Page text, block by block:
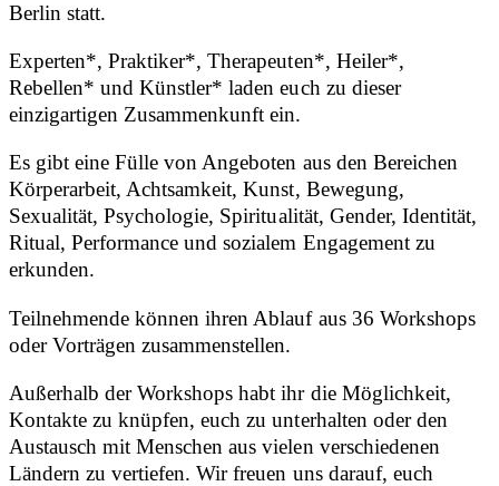
Berlin statt.
Experten*, Praktiker*, Therapeuten*, Heiler*,
Rebellen* und Künstler* laden euch zu dieser
einzigartigen Zusammenkunft ein.
Es gibt eine Fülle von Angeboten aus den Bereichen
Körperarbeit, Achtsamkeit, Kunst, Bewegung,
Sexualität, Psychologie, Spiritualität, Gender, Identität,
Ritual, Performance und sozialem Engagement zu
erkunden.
Teilnehmende können ihren Ablauf aus 36 Workshops
oder Vorträgen zusammenstellen.
Außerhalb der Workshops habt ihr die Möglichkeit,
Kontakte zu knüpfen, euch zu unterhalten oder den
Austausch mit Menschen aus vielen verschiedenen
Ländern zu vertiefen. Wir freuen uns darauf, euch